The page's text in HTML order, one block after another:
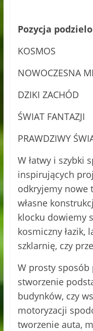
Pozycja
KOSMOS
NOWOCZESNA
DZIKI ZACHÓD
ŚWIAT FANTAZJI
PRAWDZIWY
W łatwy i szybki
inspirujących
odkryjemy nowe
własne
klocku dowiemy
kosmiczny łazik,
szklarnię, czy
W prosty sposób
stworzenie
budynków, czy
motoryzacji
tworzenie auta,